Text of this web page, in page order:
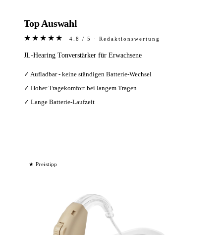
Top Auswahl
★★★★★ 4.8 / 5 · Redaktionswertung
JL-Hearing Tonverstärker für Erwachsene
✓ Aufladbar - keine ständigen Batterie-Wechsel
✓ Hoher Tragekomfort bei langem Tragen
✓ Lange Batterie-Laufzeit
★ Preistipp